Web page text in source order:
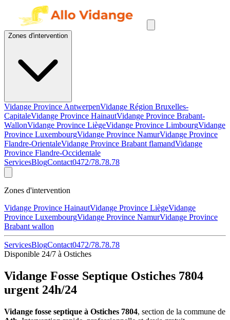
Zones d'intervention
Vidange Province AntwerpenVidange Région Bruxelles-
CapitaleVidange Province HainautVidange Province Brabant-
WallonVidange Province LiègeVidange Province LimbourgVidange
Province LuxembourgVidange Province NamurVidange Province
Flandre-OrientaleVidange Province Brabant flamandVidange
Province Flandre-Occidentale
ServicesBlogContact0472/78.78.78
Zones d'intervention
Vidange Province HainautVidange Province LiègeVidange
Province LuxembourgVidange Province NamurVidange Province
Brabant wallon
ServicesBlogContact0472/78.78.78
Disponible 24/7 à Ostiches
Vidange Fosse Septique Ostiches 7804
urgent 24h/24
Vidange fosse septique à Ostiches 7804, section de la commune de